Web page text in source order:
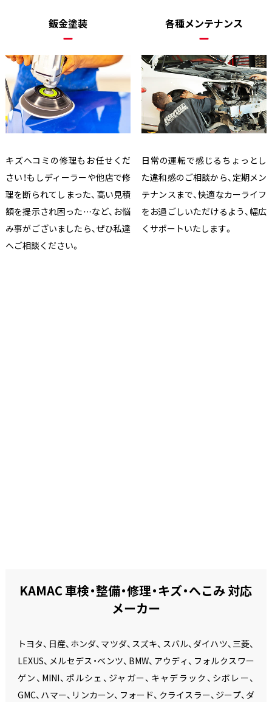
鈑金塗装
キズヘコミの修理もお任せくだ
さい！もしディーラーや他店で修
理を断られてしまった、高い見積
額を提示され困った…など、お悩
み事がございましたら、ぜひ私達
へご相談ください。
各種メンテナンス
日常の運転で感じるちょっとし
た違和感のご相談から、定期メン
テナンスまで、快適なカーライフ
をお過ごしいただけるよう、幅広
くサポートいたします。
KAMAC 車検・整備・修理・キズ・へこみ 対応
メーカー
トヨタ、日産、ホンダ、マツダ、スズキ、スバル、ダイハツ、三菱、
LEXUS、メルセデス・ベンツ、BMW、アウディ、フォルクスワー
ゲン、MINI、ポルシェ、ジャガー、キャデラック、シボレー、
GMC、ハマー、リンカーン、フォード、クライスラー、ジープ、ダ